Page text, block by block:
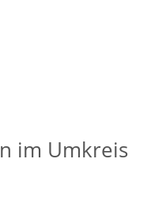
im Umkreis